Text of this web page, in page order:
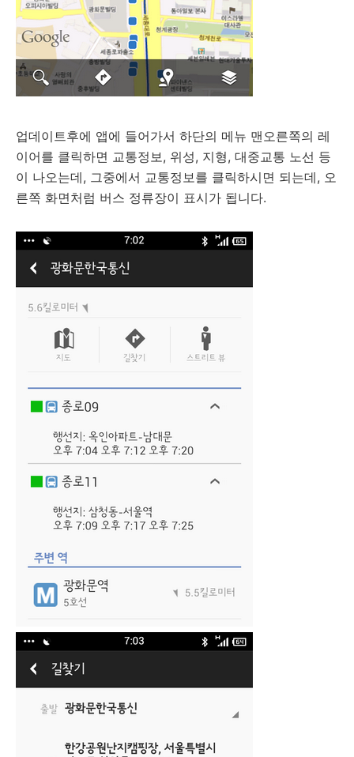
업데이트후에 앱에 들어가서 하단의 메뉴 맨오른쪽의 레
이어를 클릭하면 교통정보, 위성, 지형, 대중교통 노선 등
이 나오는데, 그중에서 교통정보를 클릭하시면 되는데, 오
른쪽 화면처럼 버스 정류장이 표시가 됩니다.